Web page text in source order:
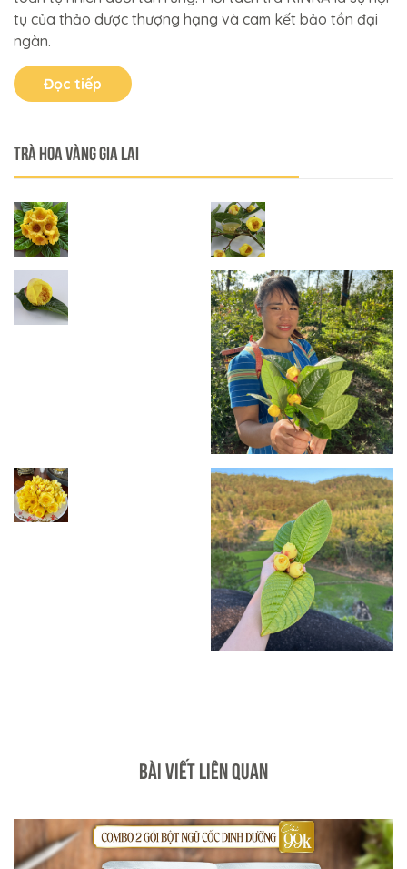
tụ của thảo dược thượng hạng và cam kết bảo tồn đại
ngàn.
Đọc tiếp
Trà Hoa Vàng Gia Lai
BÀI VIẾT LIÊN QUAN